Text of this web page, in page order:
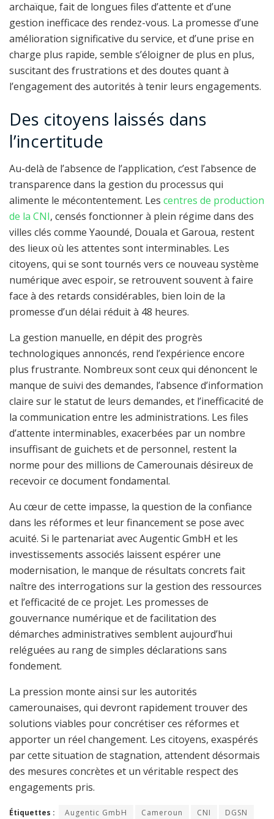
archaïque, fait de longues files d’attente et d’une
gestion inefficace des rendez-vous. La promesse d’une
amélioration significative du service, et d’une prise en
charge plus rapide, semble s’éloigner de plus en plus,
suscitant des frustrations et des doutes quant à
l’engagement des autorités à tenir leurs engagements.
Des citoyens laissés dans
l’incertitude
Au-delà de l’absence de l’application, c’est l’absence de
transparence dans la gestion du processus qui
alimente le mécontentement. Les centres de production
de la CNI, censés fonctionner à plein régime dans des
villes clés comme Yaoundé, Douala et Garoua, restent
des lieux où les attentes sont interminables. Les
citoyens, qui se sont tournés vers ce nouveau système
numérique avec espoir, se retrouvent souvent à faire
face à des retards considérables, bien loin de la
promesse d’un délai réduit à 48 heures.
La gestion manuelle, en dépit des progrès
technologiques annoncés, rend l’expérience encore
plus frustrante. Nombreux sont ceux qui dénoncent le
manque de suivi des demandes, l’absence d’information
claire sur le statut de leurs demandes, et l’inefficacité de
la communication entre les administrations. Les files
d’attente interminables, exacerbées par un nombre
insuffisant de guichets et de personnel, restent la
norme pour des millions de Camerounais désireux de
recevoir ce document fondamental.
Au cœur de cette impasse, la question de la confiance
dans les réformes et leur financement se pose avec
acuité. Si le partenariat avec Augentic GmbH et les
investissements associés laissent espérer une
modernisation, le manque de résultats concrets fait
naître des interrogations sur la gestion des ressources
et l’efficacité de ce projet. Les promesses de
gouvernance numérique et de facilitation des
démarches administratives semblent aujourd’hui
reléguées au rang de simples déclarations sans
fondement.
La pression monte ainsi sur les autorités
camerounaises, qui devront rapidement trouver des
solutions viables pour concrétiser ces réformes et
apporter un réel changement. Les citoyens, exaspérés
par cette situation de stagnation, attendent désormais
des mesures concrètes et un véritable respect des
engagements pris.
Étiquettes : Augentic GmbH Cameroun CNI DGSN